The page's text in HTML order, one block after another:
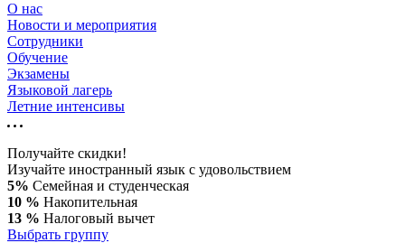
О нас
Новости и мероприятия
Сотрудники
Обучение
Экзамены
Языковой лагерь
Летние интенсивы
Получайте скидки!
Изучайте иностранный язык с удовольствием
5% Семейная и студенческая
10 % Накопительная
13 % Налоговый вычет
Выбрать группу